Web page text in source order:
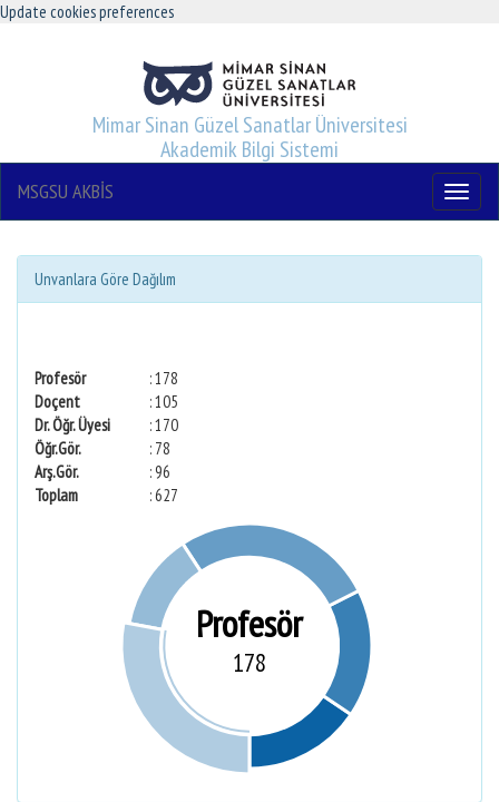
Update cookies preferences
Mimar Sinan Güzel Sanatlar Üniversitesi
Akademik Bilgi Sistemi
Menu
MSGSU AKBİS
Unvanlara Göre Dağılım
Profesör
: 178
Doçent
: 105
Dr. Öğr. Üyesi
: 170
Öğr.Gör.
: 78
Arş.Gör.
: 96
Toplam
: 627
Profesör
178